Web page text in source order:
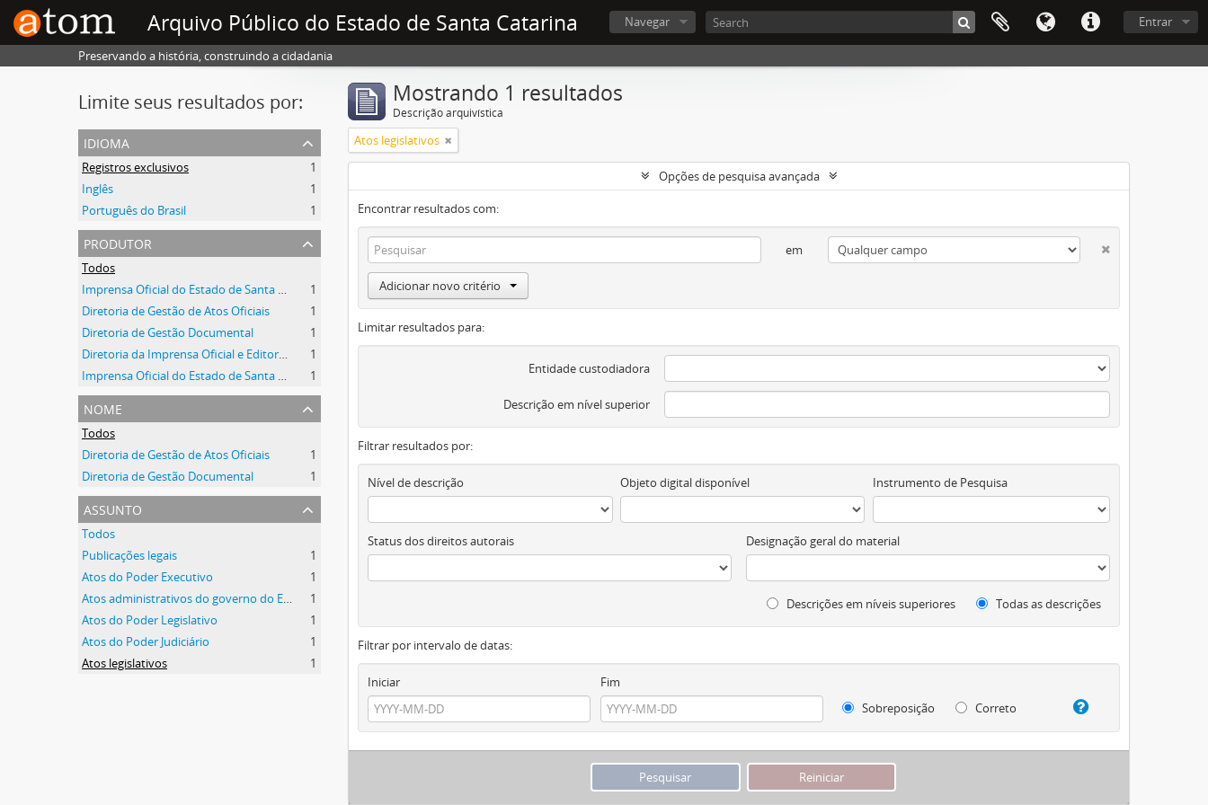
Arquivo Público do Estado de Santa Catarina Entrar
Navegar
Preservando a história, construindo a cidadania
Limite seus resultados por:
idioma
Registros exclusivos
1
Inglês
1
Português do Brasil
1
produtor
Todos
Imprensa Oficial do Estado de Santa Catarina
1
Diretoria de Gestão de Atos Oficiais
1
Diretoria de Gestão Documental
1
Diretoria da Imprensa Oficial e Editora de Santa Catarina
1
Imprensa Oficial do Estado de Santa Catarina S/A
1
nome
Todos
Diretoria de Gestão de Atos Oficiais
1
Diretoria de Gestão Documental
1
assunto
Todos
Publicações legais
1
Atos do Poder Executivo
1
Atos administrativos do governo do Estado
1
Atos do Poder Legislativo
1
Atos do Poder Judiciário
1
Atos legislativos
1
Mostrando 1 resultados
Descrição arquivística
Atos legislativos
Opções de pesquisa avançada
Encontrar resultados com:
em
Adicionar novo critério
Limitar resultados para:
Entidade custodiadora
Descrição em nível superior
Filtrar resultados por:
Nível de descrição Objeto digital disponível Instrumento de Pesquisa
Status dos direitos autorais Designação geral do material
Descrições em níveis superiores Todas as descrições
Filtrar por intervalo de datas:
Iniciar
Fim
Sobreposição
Correto